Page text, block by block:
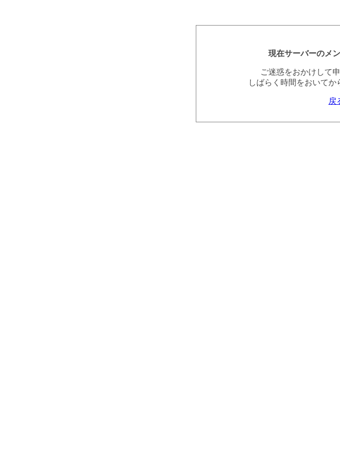
現在サーバーのメ
ご迷惑をおかけして
しばらく時間をおいてか
戻